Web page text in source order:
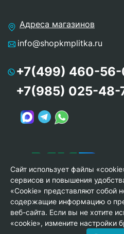
Адреса магазинов
info@shopkmplitka.ru
+7(499) 460-56-
+7(985) 025-48-
© Copyright 2013-2026
Сайт использует файлы
сервисов и повышения
«Cookie» представляют собой
содержащие информацию о
веб-сайта. Если вы не хотите
«cookie», измените настройки